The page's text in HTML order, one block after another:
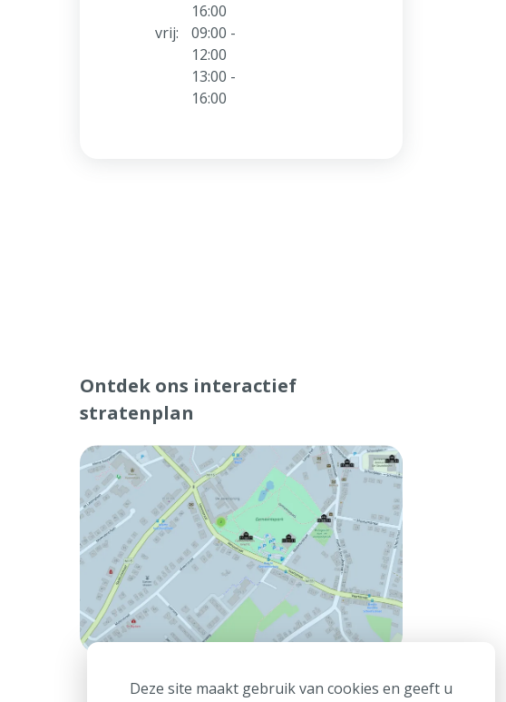
16:00
vrij:
09:00 -
12:00
13:00 -
16:00
Ontdek ons interactief
stratenplan
Deze site maakt gebruik van cookies en geeft u